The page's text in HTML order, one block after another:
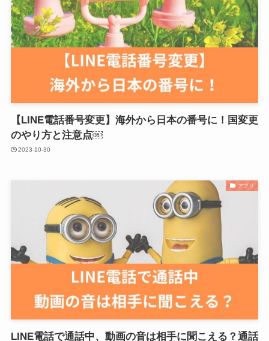
【LINE電話番号変更】海外から日本の番号に！国変更
のやり方と注意点￼
2023-10-30
アプリ
LINE電話で通話中、動画の音は相手に聞こえる？通話